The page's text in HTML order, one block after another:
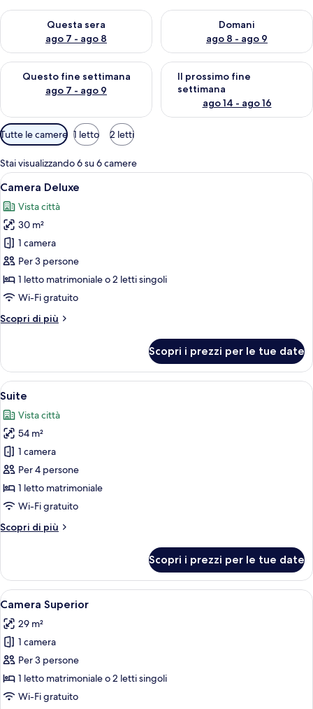
Questa sera
ago 7 - ago 8
Verifica la disponibilità per questa sera, ago 7 - ago 8
Domani
ago 8 - ago 9
Verifica la disponibilità per
Questo fine settimana
ago 7 - ago 9
Verifica la disponibilità per questo fine settimana, ago 7 - ago
Il prossimo fine
settimana
ago 14 - ago 16
Verifica la disponibilità per il
Filtri
disponibili
per
le
camere
Tutte le camere 1 letto 2 letti
Stai visualizzando 6 su 6 camere
Apri
tutte
le
foto
per
Camera
Deluxe
Un letto ben rifatto con cuscini
5
Camera Deluxe
Vista città
30 m²
1 camera
Per 3 persone
1 letto matrimoniale o 2 letti singoli
Wi-Fi gratuito
Scopri di più
Altri
Deluxe
Scopri i prezzi per le tue date
Apri
tutte
le
foto
per
Suite
Camera d'albergo con un letto, una
11
Suite
Vista città
54 m²
1 camera
Per 4 persone
1 letto matrimoniale
Wi-Fi gratuito
Scopri di più
Altri
Scopri i prezzi per le tue date
Apri
tutte
le
foto
per
Camera
Superior
Un bagno moderno con cabina
6
Camera Superior
29 m²
1 camera
Per 3 persone
1 letto matrimoniale o 2 letti singoli
Wi-Fi gratuito